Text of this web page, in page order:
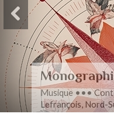
Romance
Musique •••
Henninger,